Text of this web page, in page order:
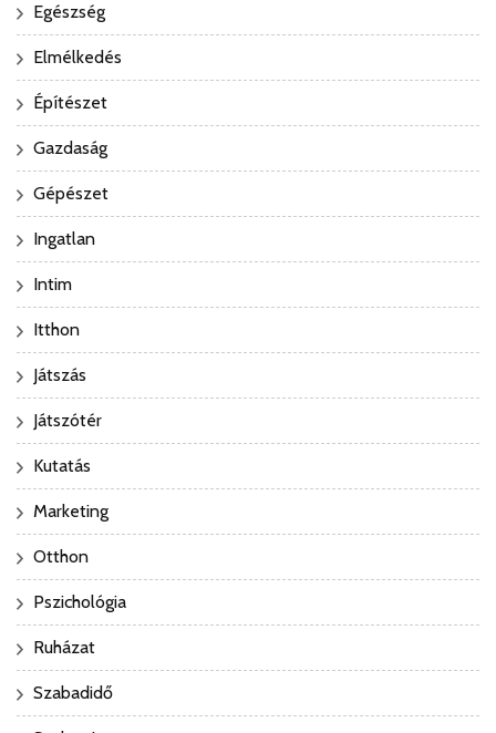
Egészség
Elmélkedés
Építészet
Gazdaság
Gépészet
Ingatlan
Intim
Itthon
Játszás
Játszótér
Kutatás
Marketing
Otthon
Pszichológia
Ruházat
Szabadidő